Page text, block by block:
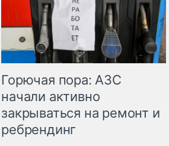
Горючая пора: АЗС
начали активно
закрываться на ремонт и
ребрендинг